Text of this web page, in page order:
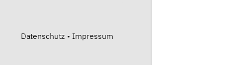
Datenschutz • Impressum